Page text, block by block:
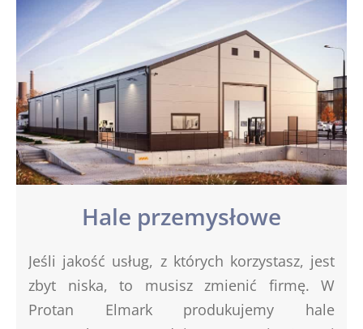
Hale przemysłowe
Jeśli jakość usług, z których korzystasz, jest
zbyt niska, to musisz zmienić firmę. W
Protan Elmark produkujemy hale